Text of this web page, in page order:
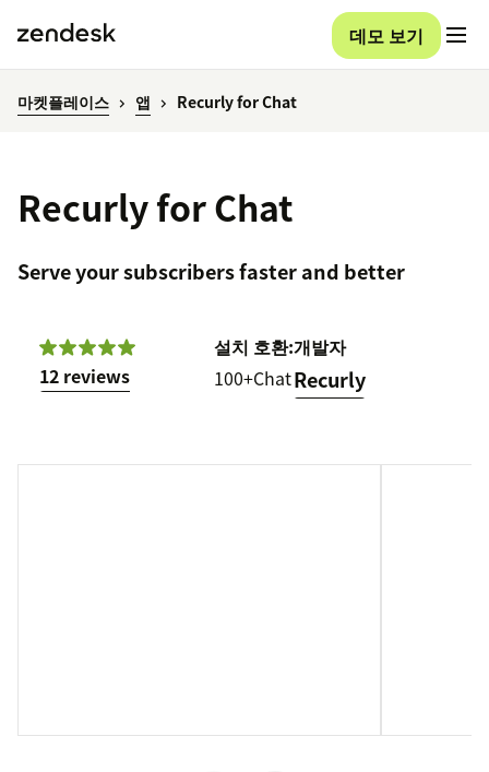
데모 보기
마켓플레이스 앱 Recurly for Chat
Recurly for Chat
Serve your subscribers faster and better
12 reviews
설치
100+
호환:
Chat
개발자
Recurly